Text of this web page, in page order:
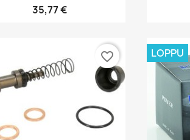
35,77 €
favorite_border LOPPU